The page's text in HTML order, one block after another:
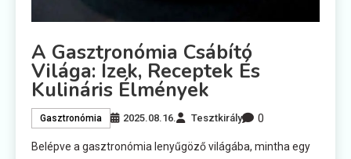
A Gasztronómia Csábító
Világa: Ízek, Receptek És
Kulináris Élmények
Gasztronómia 2025.08.16. Tesztkirály 0
Belépve a gasztronómia lenyűgöző világába, mintha egy